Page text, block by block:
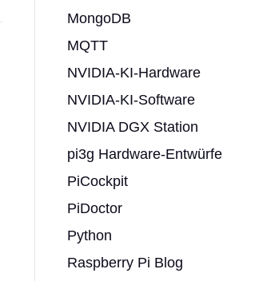
MongoDB
MQTT
NVIDIA-KI-Hardware
NVIDIA-KI-Software
NVIDIA DGX Station
pi3g Hardware-Entwürfe
PiCockpit
PiDoctor
Python
Raspberry Pi Blog